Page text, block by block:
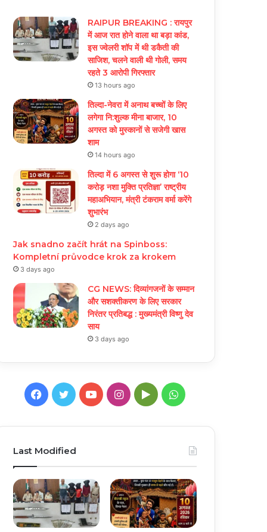
RAIPUR BREAKING : रायपुर
में आज रात होने वाला था बड़ा कांड,
इस ज्वेलरी शॉप में थी डकैती की
साजिश, चलने वाली थी गोली, समय
रहते 3 आरोपी गिरफ्तार
13 hours ago
तिल्दा-नेवरा में अनाथ बच्चों के लिए
लगेगा नि:शुल्क मीना बाजार, 10
अगस्त को मुस्कानों से सजेगी खास
शाम
14 hours ago
तिल्दा में 6 अगस्त से शुरू होगा ‘10
करोड़ नशा मुक्ति प्रतिज्ञा’ राष्ट्रीय
महाअभियान, मंत्री टंकराम वर्मा करेंगे
शुभारंभ
2 days ago
Jak snadno začít hrát na Spinboss:
Kompletní průvodce krok za krokem
3 days ago
CG NEWS: दिव्यांगजनों के सम्मान
और सशक्तीकरण के लिए सरकार
निरंतर प्रतिबद्ध : मुख्यमंत्री विष्णु देव
साय
3 days ago
Facebook
TwitterYouTubeInstagram
GoogleWhatsApp
Last Modified